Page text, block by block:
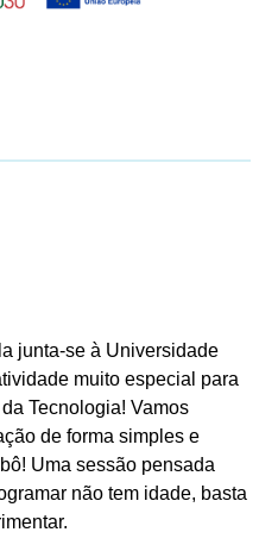
junta-se à Universidade
muito especial para
Tecnologia! Vamos
de forma simples e
Uma sessão pensada
não tem idade, basta